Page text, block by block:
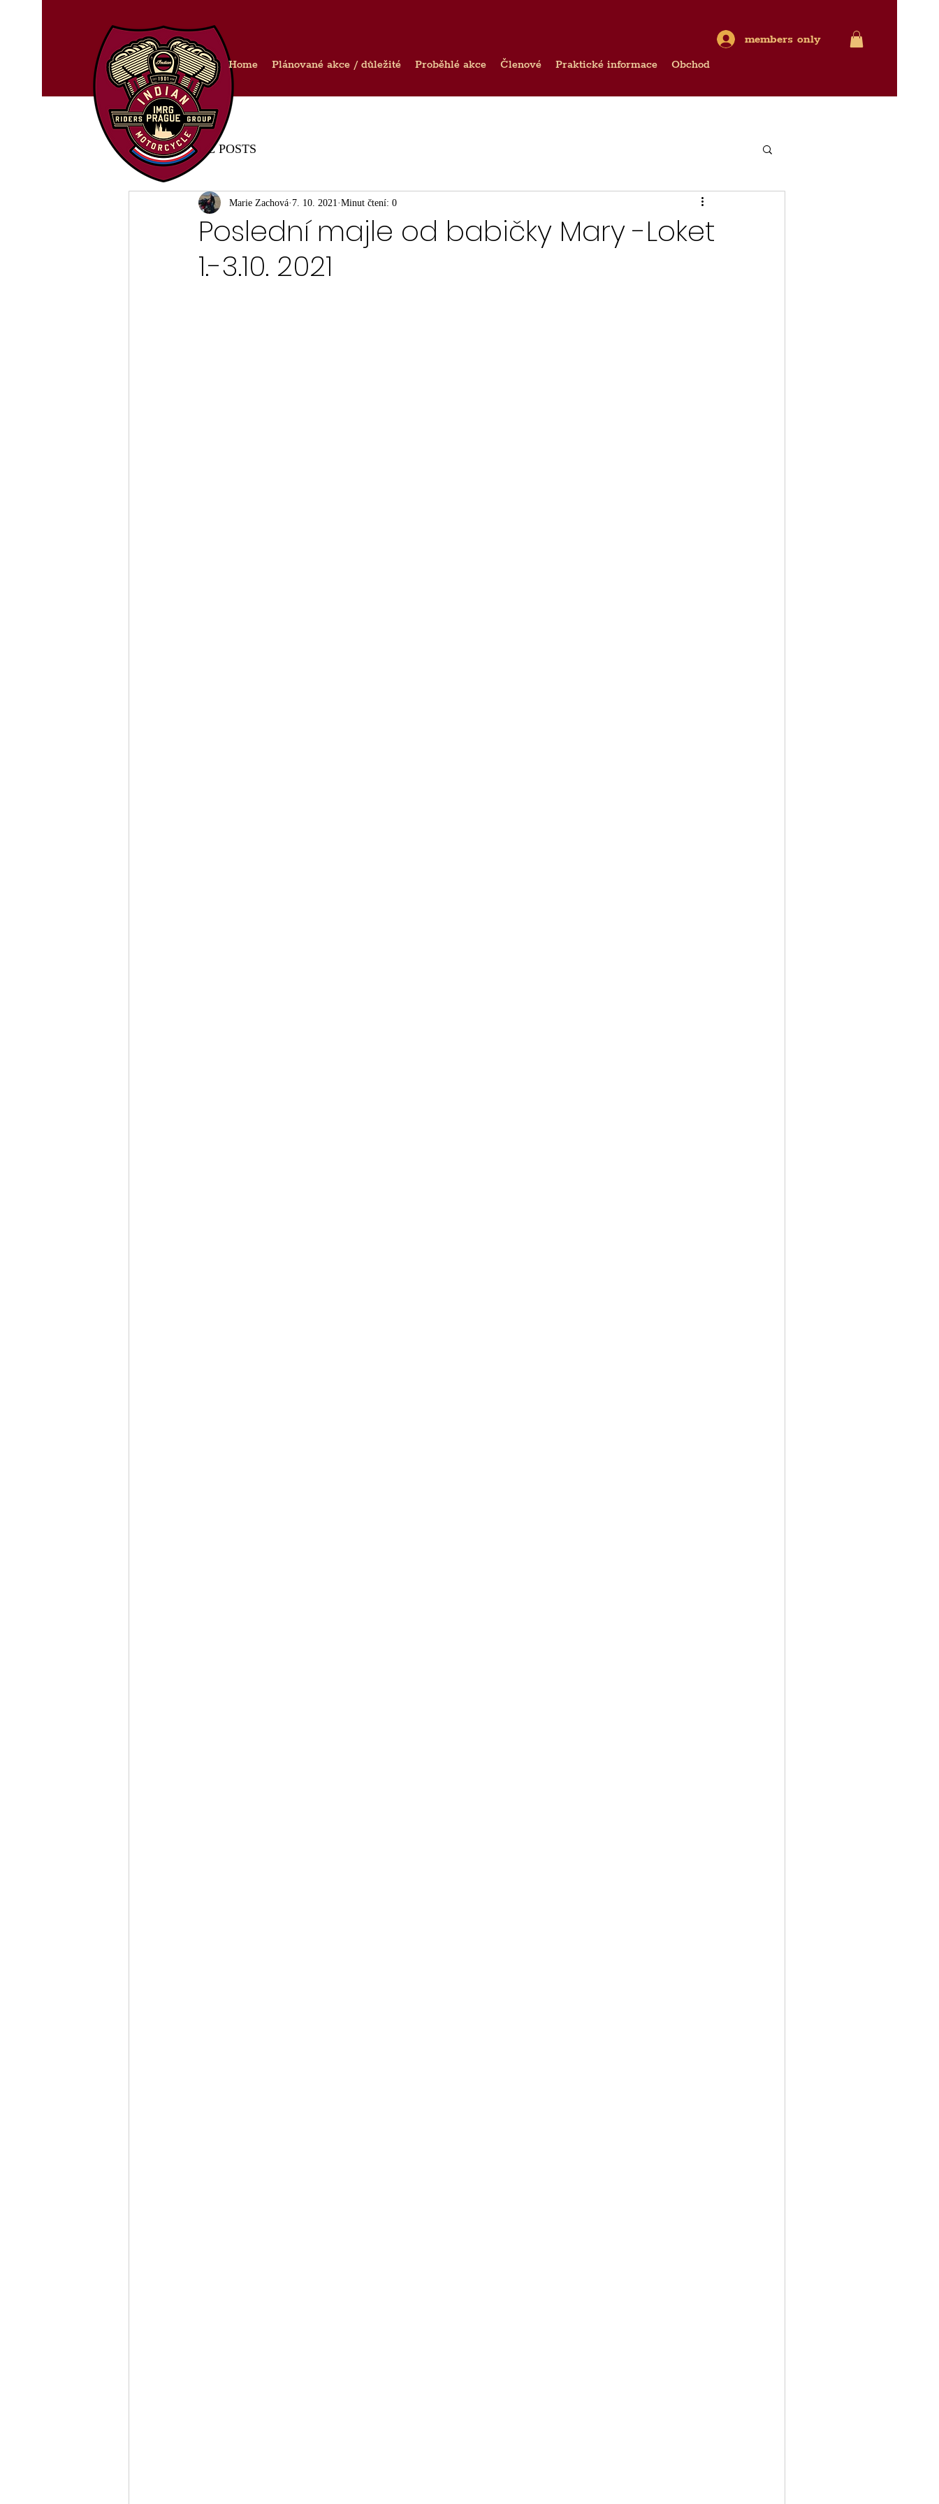
members only
Home Plánované akce / důležité Proběhlé akce Členové Praktické informace Obchod
IMRG PRAGUE POSTS
Poslední majle od babičky Mary -Loket
1.-3.10. 2021
Marie Zachová 7. 10. 2021 Minut čtení: 0